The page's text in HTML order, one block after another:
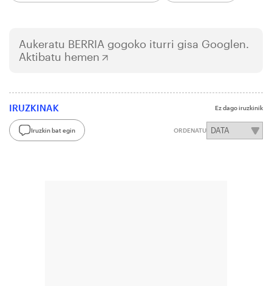
Aukeratu BERRIA gogoko iturri gisa Googlen.
Aktibatu hemen
IRUZKINAK Ez dago iruzkinik
Iruzkin bat egin ORDENATU